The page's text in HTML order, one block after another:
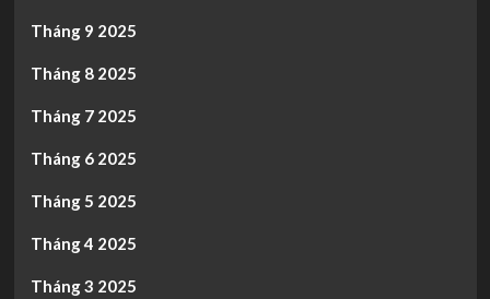
Tháng 9 2025
Tháng 8 2025
Tháng 7 2025
Tháng 6 2025
Tháng 5 2025
Tháng 4 2025
Tháng 3 2025